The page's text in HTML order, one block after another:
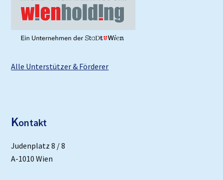
Alle Unterstützer & Förderer
Kontakt
Judenplatz 8 / 8
A-1010 Wien